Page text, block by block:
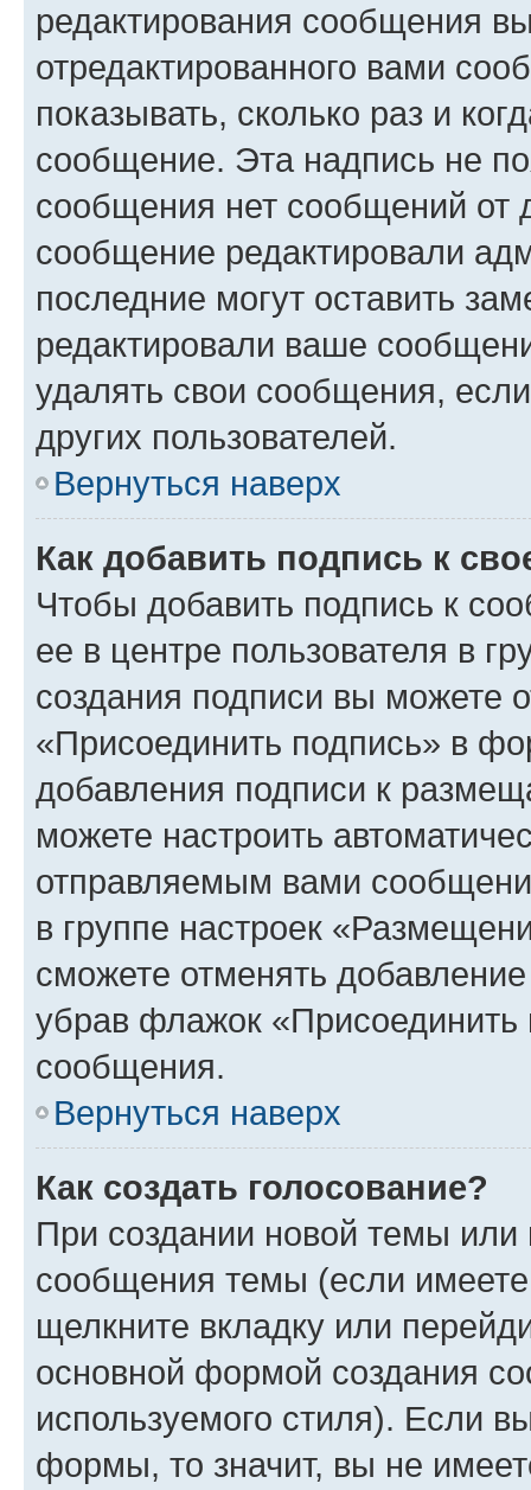
редактирования сообщения
отредактированного вами
показывать, сколько раз и
сообщение. Эта надпись не
сообщения нет сообщений от
сообщение редактировали
последние могут оставить
редактировали ваше
удалять свои сообщения,
других пользователей.
Вернуться наверх
Как добавить подпись к
Чтобы добавить подпись к
ее в центре пользователя в
создания подписи вы можете
«Присоединить подпись» в
добавления подписи к
можете настроить
отправляемым вами
в группе настроек
сможете отменять
убрав флажок
сообщения.
Вернуться наверх
Как создать голосование?
При создании новой темы или
сообщения темы (если
щелкните вкладку или
основной формой создания
используемого стиля). Если
формы, то значит, вы не